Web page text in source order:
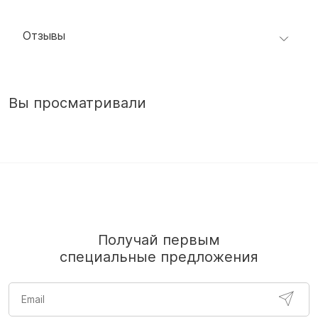
Отзывы
Вы просматривали
Получай первым
специальные предложения